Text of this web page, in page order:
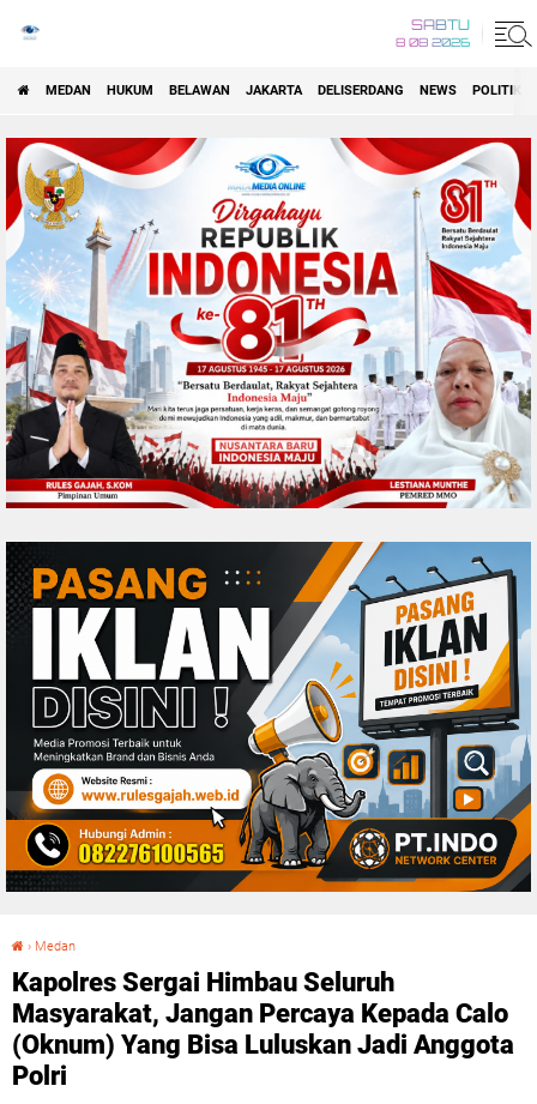
SABTU
8 08 2026
MEDAN HUKUM BELAWAN JAKARTA DELISERDANG NEWS POLITIK
› Medan
Kapolres Sergai Himbau Seluruh
Masyarakat, Jangan Percaya Kepada Calo
(Oknum) Yang Bisa Luluskan Jadi Anggota
Polri